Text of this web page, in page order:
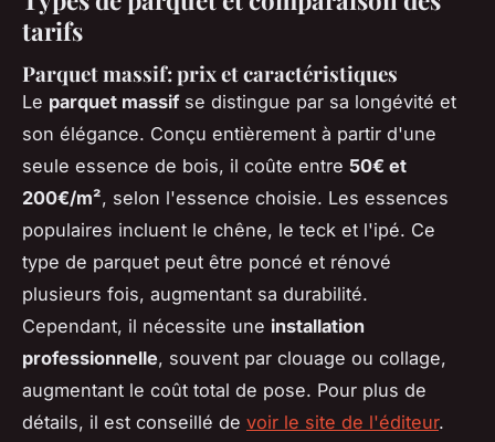
tarifs
Parquet massif: prix et caractéristiques
Le parquet massifse distingue par sa longévité et
son élégance. Conçu entièrement à partir d'une
seule essence de bois, il coûte entre 50€ et
200€/m², selon l'essence choisie. Les essences
populaires incluent le chêne, le teck et l'ipé. Ce
type de parquet peut être poncé et rénové
plusieurs fois, augmentant sa durabilité.
Cependant, il nécessite une installation
professionnelle, souvent par clouage ou collage,
augmentant le coût total de pose. Pour plus de
détails, il est conseillé de voir le site de l'éditeur.